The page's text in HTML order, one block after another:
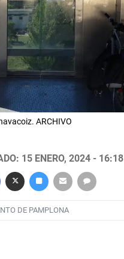
ARCHIVO
15 ENERO, 2024 - 16:18
DE PAMPLONA